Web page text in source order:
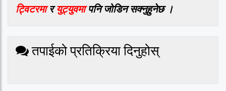
ट्विटरमारयुट्युवमापनि जोडिन सक्नुहुनेछ ।
तपाईको प्रतिक्रिया दिनुहोस्